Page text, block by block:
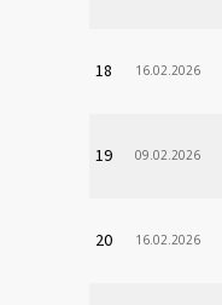
18 16.02.2026
19 09.02.2026
20 16.02.2026